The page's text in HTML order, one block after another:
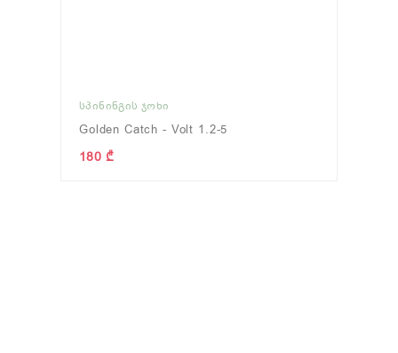
ᲡᲞᲘᲜᲘᲜᲒᲘᲡ ᲯᲝᲮᲘ
Golden Catch - Volt 1.2-5
180 ₾